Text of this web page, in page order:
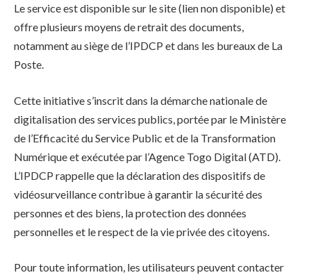
Le service est disponible sur le site (lien non disponible) et
offre plusieurs moyens de retrait des documents,
notamment au siège de l’IPDCP et dans les bureaux de La
Poste.
Cette initiative s’inscrit dans la démarche nationale de
digitalisation des services publics, portée par le Ministère
de l’Efficacité du Service Public et de la Transformation
Numérique et exécutée par l’Agence Togo Digital (ATD).
L’IPDCP rappelle que la déclaration des dispositifs de
vidéosurveillance contribue à garantir la sécurité des
personnes et des biens, la protection des données
personnelles et le respect de la vie privée des citoyens.
Pour toute information, les utilisateurs peuvent contacter